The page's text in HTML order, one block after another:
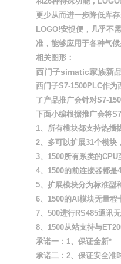
更少从而进一步降低库
LOGO!安捉便，几乎不
准，能够应用于各种气
相关图形：
西门子simatic家族新
西门子S7-1500PLC作为
了产品推广会针对S7-
下面小编根据推广会将
1、所有模块都支持热插
2、多可以扩展31个模块
3、1500所有系类的
4、1500的前连接器都是
5、扩展模块分为标准
6、1500的AI模块无量程
7、500进行RS485通讯
8、1500从站支持与
承诺一：1、保证全新*
承诺二：2、保证安全准